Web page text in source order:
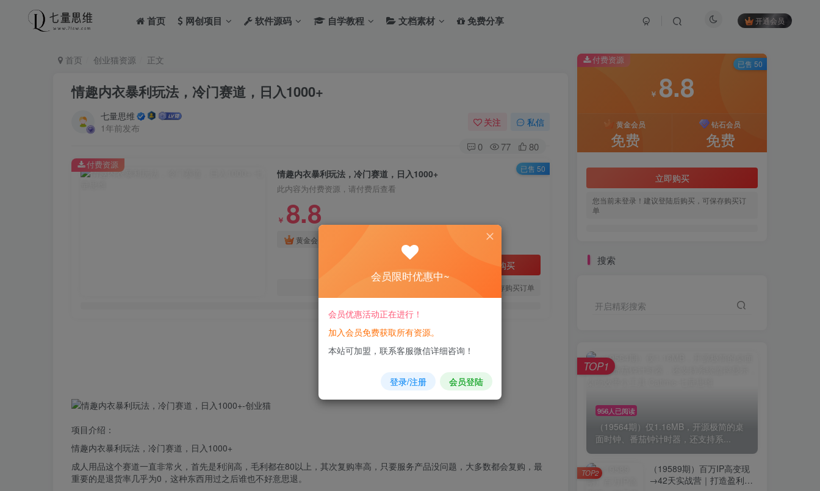
首页 网创项目 软件源码 自学教程 文档素材 免费分享 开通会员
首页 创业猫资源 正文
情趣内衣暴利玩法，冷门赛道，日入1000+
七量思维
1年前发布
关注 私信
0 77 80
情趣内衣暴利玩法，冷门赛道，日入1000+
此内容为付费资源，请付费后查看
￥ 8.8
黄金会员
立即购买
您当前未登录！建议登陆后购买，可保存购买订单
付费资源 已售 50
项目介绍：
情趣内衣暴利玩法， 冷门赛道 ，日入1000+
成人用品这个赛道一直非常火，首先是利润高，毛利都在80以上，其次复购率高，只要服务产品没问题，大多数都会复购，最
重要的是退货率几乎为0，这种东西用过之后谁也不好意思退。
付费资源
￥ 8.8
黄金会员
免费
钻石会员
免费
立即购买
您当前未登录！建议登陆后购买，可保存购买订
单
已售 50
搜索
开启精彩搜索
956人已阅读
（19564期）仅1.16MB，开源极简的桌
面时钟、番茄钟计时器，还支持系...
TOP1
（19589期）百万IP高变现
→42天实战营｜打造盈利赚
TOP2
会员限时优惠中~
会员优惠活动正在进行！
加入会员免费获取所有资源。
本站可加盟，联系客服微信详细咨询！
登录/注册 会员登陆